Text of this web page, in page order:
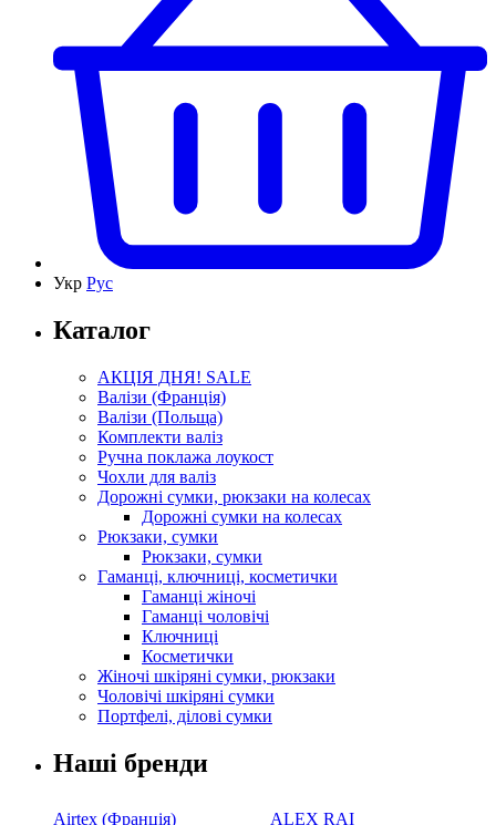
Укр Рус
Каталог
АКЦІЯ ДНЯ! SALE
Валізи (Франція)
Валізи (Польща)
Комплекти валіз
Ручна поклажа лоукост
Чохли для валіз
Дорожні сумки, рюкзаки на колесах
Дорожні сумки на колесах
Рюкзаки, сумки
Рюкзаки, сумки
Гаманці, ключниці, косметички
Гаманці жіночі
Гаманці чоловічі
Ключниці
Косметички
Жіночі шкіряні сумки, рюкзаки
Чоловічі шкіряні сумки
Портфелі, ділові сумки
Наші бренди
Airtex (Франція) ALEX RAI